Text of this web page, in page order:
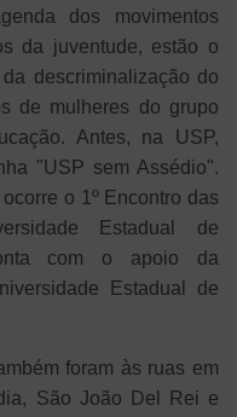
dos movimentos
da juventude, estão o
descriminalização do
de mulheres do grupo
Antes, na USP,
"USP sem Assédio".
o 1º Encontro das
Estadual de
com o apoio da
Estadual de
foram às ruas em
São João Del Rei e